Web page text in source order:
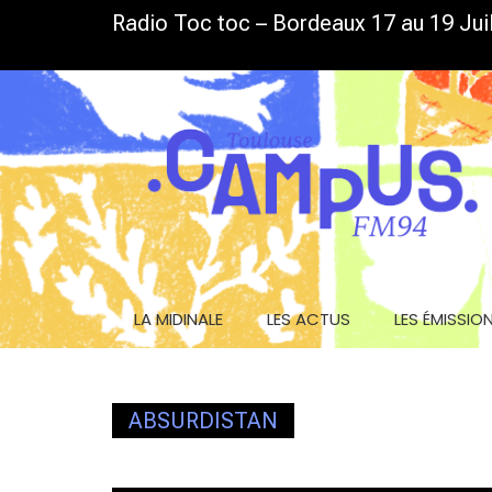
Radio Toc toc – Bordeaux 17 au 19
LA GRILLE D’ÉTÉ EST DE SORTIE
LA MIDINALE LES ACTUS LES
ABSURDISTAN